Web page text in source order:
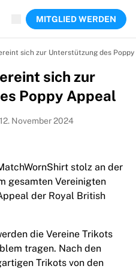
MITGLIED WERDEN
sich zur Unterstützung des
sich zur
Poppy Appeal
November 2024
stolz an der
gesamten Vereinigten
der Royal British
die Vereine Trikots
tragen. Nach den
Trikots von den